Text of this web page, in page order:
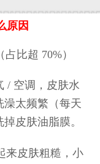
原因
比超 70%）
/ 空调，皮肤水
澡太频繁（每天
皮肤油脂膜。
来皮肤粗糙，小